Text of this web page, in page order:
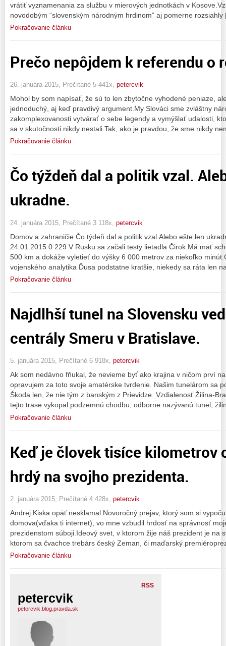
vrátiť vyznamenania za službu v mierových jednotkách v
novodobým “slovenským národným hrdinom” aj pomerne
Pokračovanie článku
Prečo nepôjdem k referendu o
26. januára 2015, Prečítané 5 441x, petercvik
Mohol by som napísať, že sú to len zbytočne vyhodené peniaze,
jednoduchý, aj keď pravdivý argument.My Slováci sme zvláštny
zakomplexovanosti vytvárať o sebe legendy a vymýšlať udalosti,
sa v skutočnosti nikdy nestali.Tak, ako je pravdou, že sme nikdy
Pokračovanie článku
Čo týždeň dal a politik vzal.
ukradne.
24. januára 2015, Prečítané 3 118x, petercvik
Domov a zahraničie Čo týdeň dal a politik vzal.Alebo ešte len
24.01.2015 0 229 V Rusku sa začali testy lietadla Čirok.Má mať
500 km a dokáže vyletieť do výšky 6 000 metrov za niekoľko
vojenského analytika Ďusa podstatne kratšie, niekedy sa ráta len
Pokračovanie článku
Najdlhší tunel na Slovensku
centrály Smeru v Bratislave.
5. januára 2015, Prečítané 6 918x, petercvik
Ak som nedávno fňukal, že nevieme byť ako krajina v ničom prví
opravujem za toto svoje amatérske tvrdenie. Našim tunelárom sa
Škoda len, že nie tým z banským z Prievidze. Vzdialenosť Žilina-
tejto trase vykopal podzemnú chodbu, odborne nazývanú tunel,
Pokračovanie článku
Keď je človek tisíce kilometrov
hrdý na svojho prezidenta.
2. januára 2015, Prečítané 4 428x, petercvik
Andrej Kiska opäť nesklamal.Novoročný prejav, ktorý som si
domova(vďaka ti internet), vo mne vzbudil hrdosť na správnosť
prezidenstom súboji.Ideový svet, v ktorom žije náš prezident je na
ktorom sa čvachce trebárs český Zeman, či maďarský
Pokračovanie článku
RSS
petercvik
petercvik.blog.pravda.sk